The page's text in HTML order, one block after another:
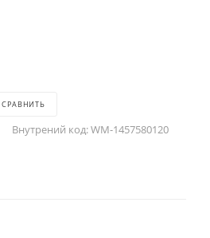
СРАВНИТЬ
Внутрений код:WM-1457580120